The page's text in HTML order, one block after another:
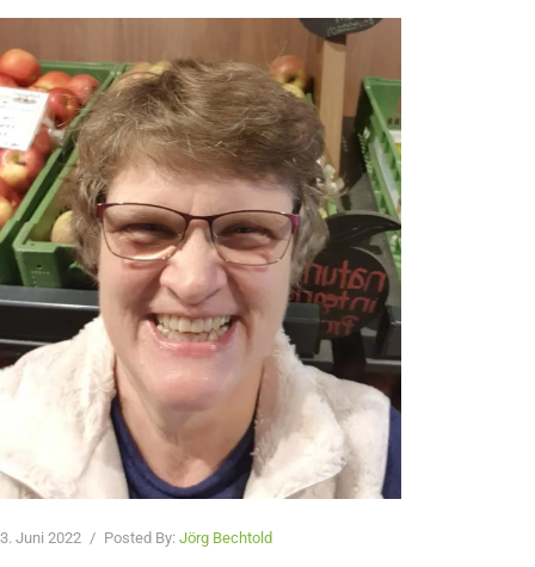
3. Juni 2022 / Posted By: Jörg Bechtold